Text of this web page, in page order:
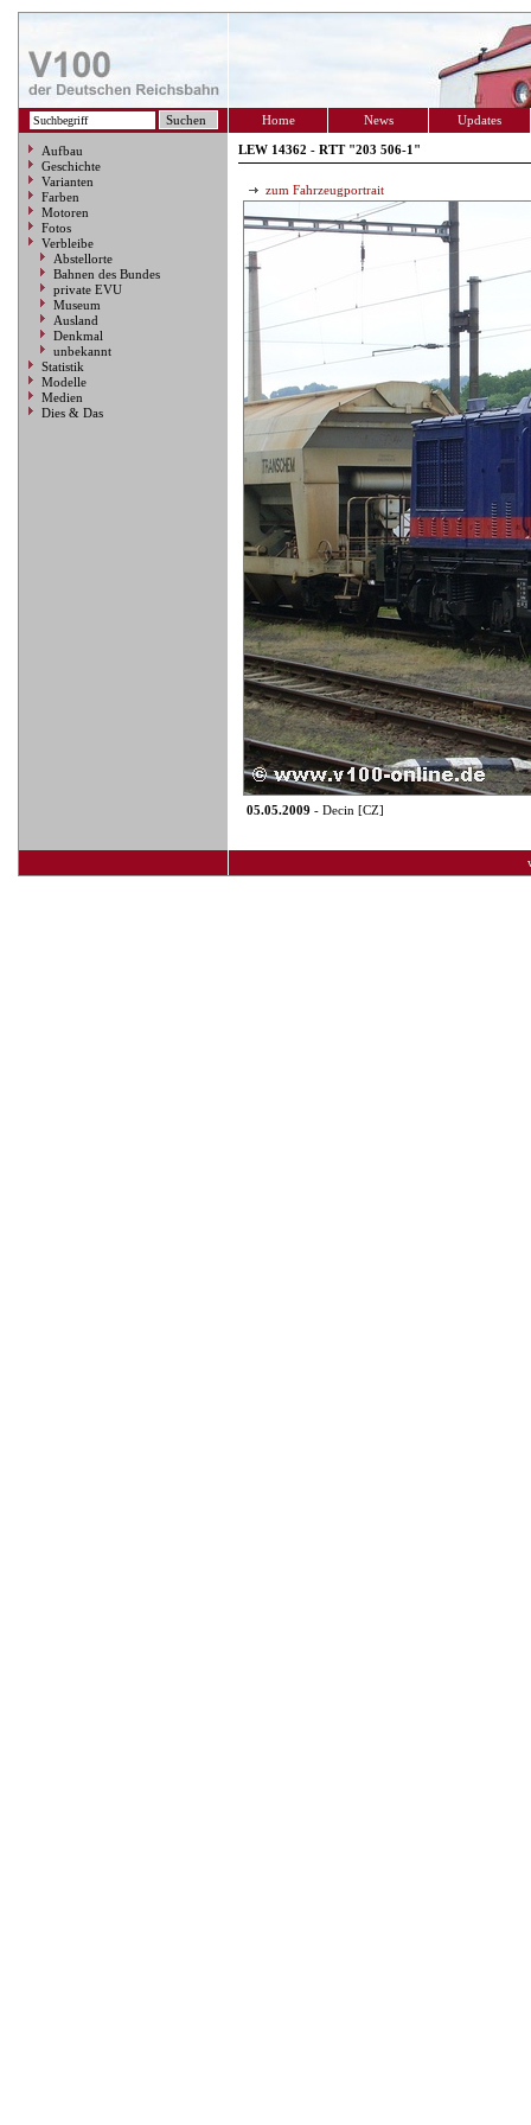
Home News Updates
Aufbau
Geschichte
Varianten
Farben
Motoren
Fotos
Verbleibe
Abstellorte
Bahnen des Bundes
private EVU
Museum
Ausland
Denkmal
unbekannt
Statistik
Modelle
Medien
Dies & Das
LEW 14362 - RTT "203 506-1"
zum Fahrzeugportrait
05.05.2009 - Decin [CZ]